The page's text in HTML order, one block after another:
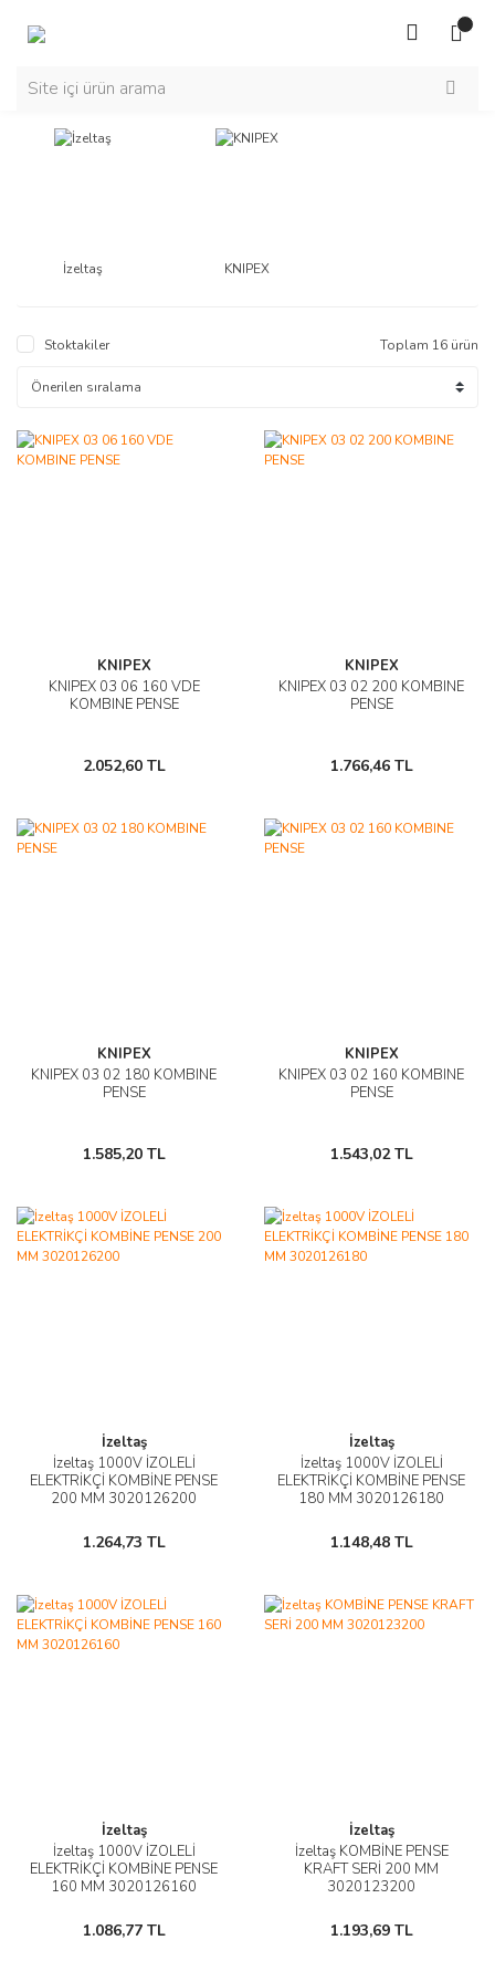
İzeltaş KNIPEX
Stoktakiler Toplam 16 ürün
KNIPEX
KNIPEX 03 06 160 VDE
KOMBINE PENSE
2.052,60 TL
KNIPEX
KNIPEX 03 02 200 KOMBINE
PENSE
1.766,46 TL
KNIPEX
KNIPEX 03 02 180 KOMBINE
PENSE
1.585,20 TL
KNIPEX
KNIPEX 03 02 160 KOMBINE
PENSE
1.543,02 TL
İzeltaş
İzeltaş 1000V İZOLELİ
ELEKTRİKÇİ KOMBİNE PENSE
200 MM 3020126200
1.264,73 TL
İzeltaş
İzeltaş 1000V İZOLELİ
ELEKTRİKÇİ KOMBİNE PENSE
180 MM 3020126180
1.148,48 TL
İzeltaş
İzeltaş 1000V İZOLELİ
ELEKTRİKÇİ KOMBİNE PENSE
160 MM 3020126160
1.086,77 TL
İzeltaş
İzeltaş KOMBİNE PENSE
KRAFT SERİ 200 MM
3020123200
1.193,69 TL